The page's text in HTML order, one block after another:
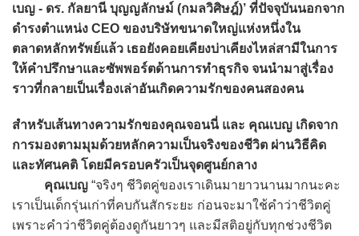
เบญ - ดร. กัลยานี บุญญลักษม์ (กมลวิศิษฎ์)’ ที่ปัจจุบันนอกจาก
ดำรงตำแหน่ง CEO ของบริษัทขนาดใหญ่แห่งหนึ่งใน
ตลาดหลักทรัพย์แล้ว เธอยังคอยเคียงบ่าเคียงไหล่สามีในการ
ให้คำปรึกษาและซัพพอร์ตด้านการทำธุรกิจ จนนำมาสู่เรื่อง
ราวที่กลายเป็นเรื่องเล่าอันเกิดความรักของคนสองคน
สำหรับเส้นทางความรักของคุณจอนนี่ และ คุณเบญ เกิดจาก
การมองตามมุมด้วยหลักความเป็นจริงของชีวิต ผ่านวิธีคิด
และทัศนคติ โดยมีครอบครัวเป็นจุดศูนย์กลาง
คุณเบญ “จริงๆ ชีวิตคู่ของเราเดินมายาวนานมากนะคะ
เราเป็นเด็กรุ่นเก่าที่คบกันสักระยะ ก่อนจะมาใช้คำว่าชีวิตคู่
เพราะคำว่าชีวิตคู่ต้องดูกันยาวๆ และมีสติอยู่กับทุกช่วงชีวิต